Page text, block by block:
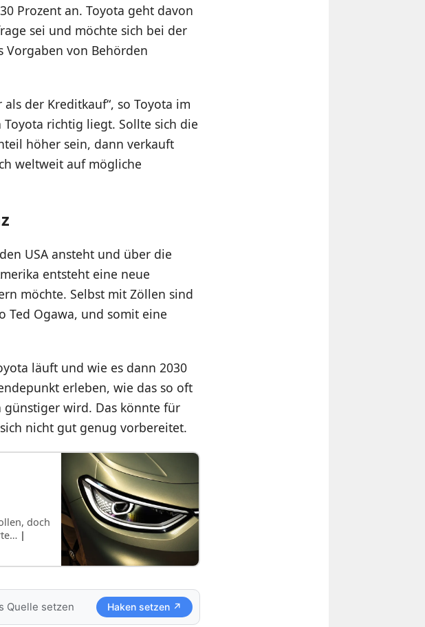
Prozent an. Toyota geht davon
sei und möchte sich bei der
Vorgaben von Behörden
der Kreditkauf“, so Toyota im
richtig liegt. Sollte sich die
höher sein, dann verkauft
weltweit auf mögliche
USA ansteht und über die
entsteht eine neue
möchte. Selbst mit Zöllen sind
Ted Ogawa, und somit eine
läuft und wie es dann 2030
erleben, wie das so oft
wird. Das könnte für
nicht gut genug vorbereitet.
doch
|
Quelle setzen Haken setzen ↗